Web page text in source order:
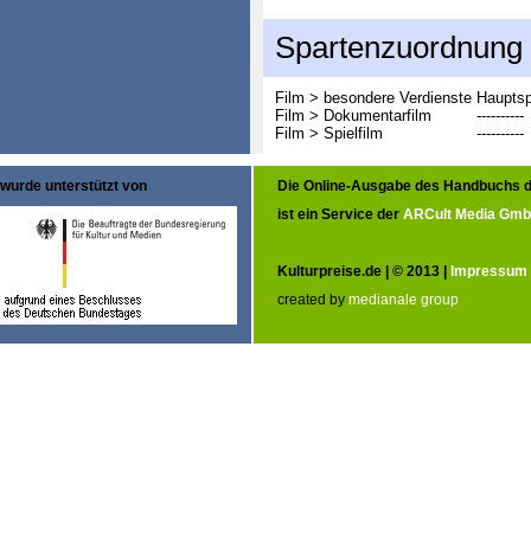
Spartenzuordnung
Film > besondere Verdienste
Film > Dokumentarfilm
----------
Film > Spielfilm
----------
wurde unterstützt von
Die Online-Ausgabe des Handbuchs
ist ein Service der ARCult Media
Kulturpreise.de | © 2013 | Impressum
created by medianale group